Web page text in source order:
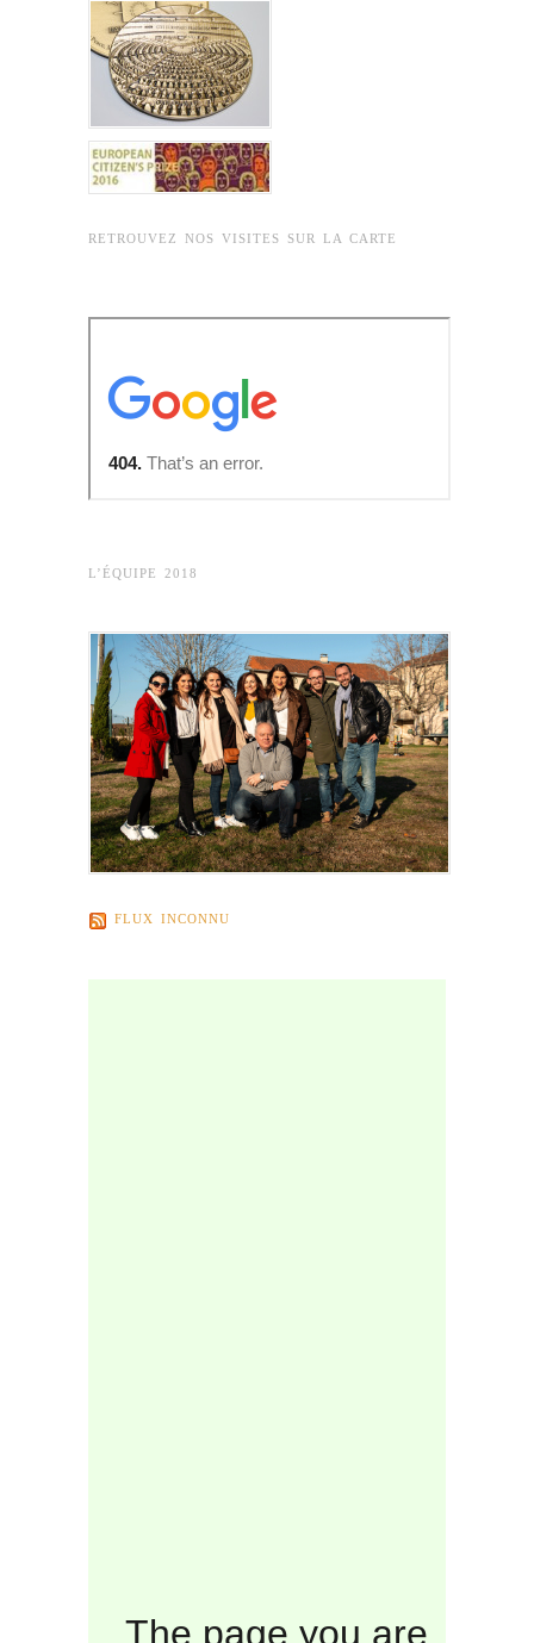
RETROUVEZ NOS VISITES SUR LA CARTE
L’ÉQUIPE 2018
FLUX INCONNU